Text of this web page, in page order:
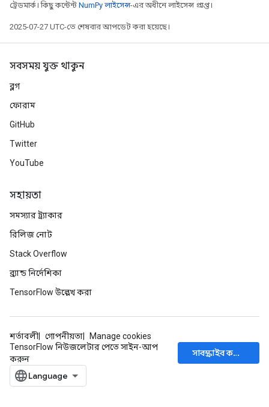
ট্রেডমার্ক। কিছু কন্টেন্ট NumPy লাইসেন্স-এর অধীনে লাইসেন্স প্রাপ্ত।
2025-07-27 UTC-তে শেষবার আপডেট করা হয়েছে।
সবসময় যুক্ত থাকুন
ব্লগ
ফোরাম
GitHub
Twitter
YouTube
সহায়তা
সমস্যার ট্র্যাকার
রিলিজ নোট
Stack Overflow
ব্র্যান্ড নির্দেশিকা
TensorFlow উল্লেখ করা
শর্তাবলী গোপনীয়তা
Manage cookies
TensorFlow নিউজলেটার পেতে সাইন-আপ
করুন
সাবস্ক্রাইব করুন